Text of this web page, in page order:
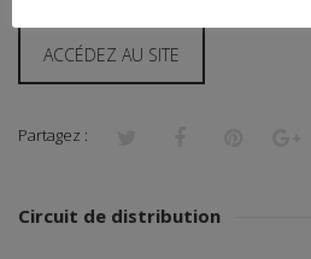
ACCÉDEZ AU SITE
Partagez :
Circuit de distribution